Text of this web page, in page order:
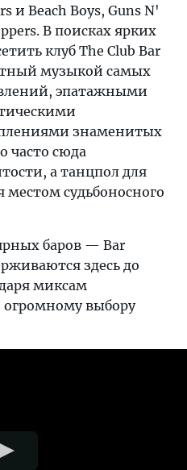
и Beach Boys, Guns N'
В поисках ярких
клуб The Club Bar
музыкой самых
эпатажными
знаменитых
часто сюда
а танцпол для
местом судьбоносного
баров — Bar
здесь до
миксам
выбору